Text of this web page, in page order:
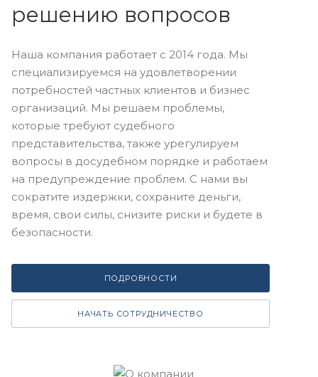
решению вопросов
Наша компания работает с 2014 года. Мы
специализируемся на удовлетворении
потребностей частных клиентов и бизнес
организаций. Мы решаем проблемы,
которые требуют судебного
представительства, также урегулируем
вопросы в досудебном порядке и работаем
на предупреждение проблем. С нами вы
сократите издержки, сохраните деньги,
время, свои силы, снизите риски и будете в
безопасности.
ПОДРОБНОСТИ
НАЧАТЬ СОТРУДНИЧЕСТВО